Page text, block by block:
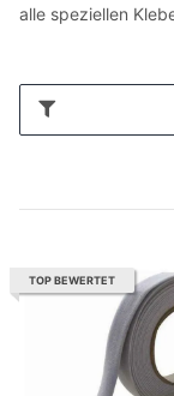
alle speziellen
TOP BEWERTET